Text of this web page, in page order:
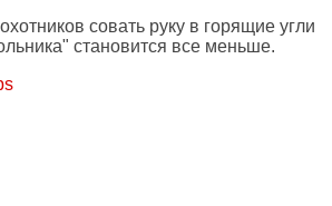
совать руку в горящие угли
становится все меньше.